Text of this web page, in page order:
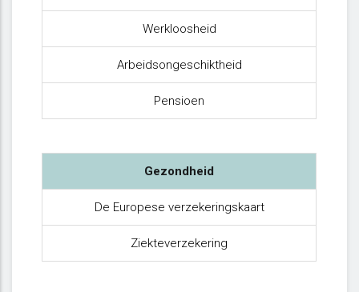
Werkloosheid
Arbeidsongeschiktheid
Pensioen
Gezondheid
De Europese verzekeringskaart
Ziekteverzekering